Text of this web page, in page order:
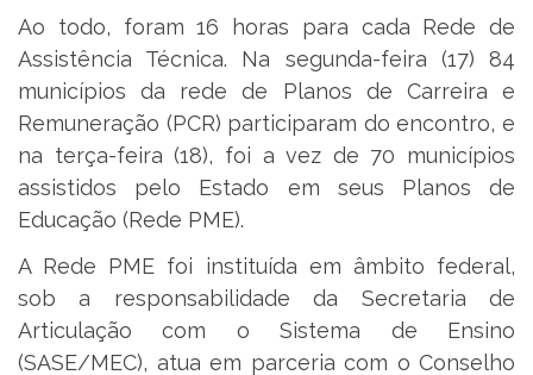
Ao todo, foram 16 horas para cada Rede de
Assistência Técnica. Na segunda-feira (17) 84
municípios da rede de Planos de Carreira e
Remuneração (PCR) participaram do encontro, e
na terça-feira (18), foi a vez de 70 municípios
assistidos pelo Estado em seus Planos de
Educação (Rede PME).
A Rede PME foi instituída em âmbito federal,
sob a responsabilidade da Secretaria de
Articulação com o Sistema de Ensino
(SASE/MEC), atua em parceria com o Conselho